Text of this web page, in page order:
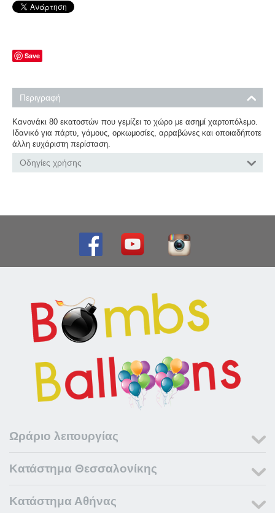
Save
Περιγραφή
Κανονάκι 80 εκατοστών που γεμίζει το χώρο με ασημί χαρτοπόλεμο.
Ιδανικό για πάρτυ, γάμους, ορκωμοσίες, αρραβώνες και οποιαδήποτε
άλλη ευχάριστη περίσταση
Οδηγίες χρήσης
Ωράριο λειτουργίας
Κατάστημα Θεσσαλονίκης
Κατάστημα Αθήνας